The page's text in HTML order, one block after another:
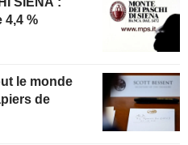
4,4 %
le monde
de